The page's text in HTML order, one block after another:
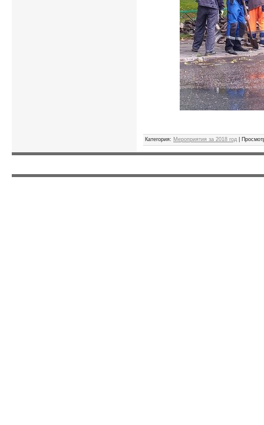
Категория: Мероприятия за 2018 год